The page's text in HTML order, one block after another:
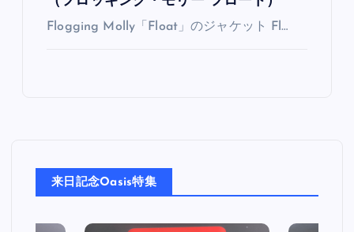
Flogging Molly「Float」のジャケット Fl…
来日記念Oasis特集